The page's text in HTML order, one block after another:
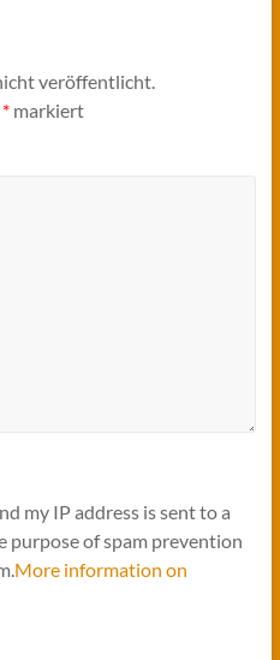
veröffentlicht.
*markiert
my IP address is sent to a
purpose of spam prevention
More information on